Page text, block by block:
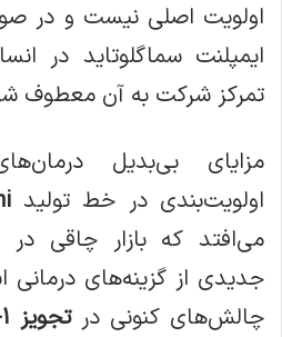
اولویت اصلی نیست و در
ایمپلنت سماگلوتاید در
تمرکز شرکت به آن معطوف
مزایای بی‌بدیل
اولویت‌بندی در خط تولید
می‌افتد که بازار چاقی
جدیدی از گزینه‌های درمانی
چالش‌های کنونی درتجویز GLP-1ها